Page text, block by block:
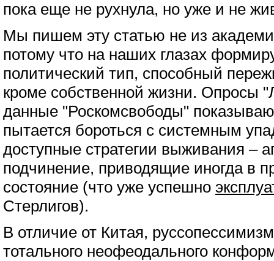
пока еще не рухнула, но уже и не
Мы пишем эту статью не из
потому что на наших глазах
политический тип, способный
кроме собственной жизни. Опросы
данные "Роскомсвободы"
пытается бороться с системным
доступные стратегии выживания –
подчинение, приводящие иногда в
состояние (что уже успешно
Стерлигов).
В отличие от Китая,
тотального неофеодального